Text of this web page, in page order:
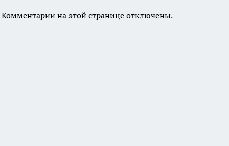
Комментарии на этой странице отключены.